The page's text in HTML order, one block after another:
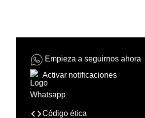
Empieza a seguirnos ahora
Activar notificaciones
Código ética